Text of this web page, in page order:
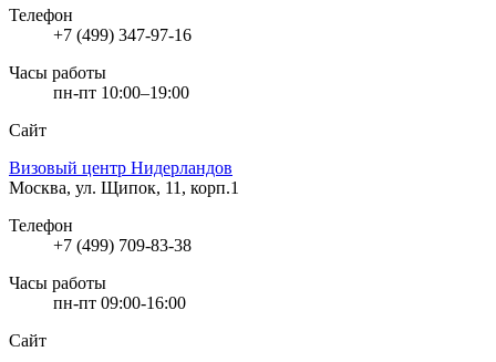
Телефон
+7 (499) 347-97-16
Часы работы
пн-пт 10:00–19:00
Сайт
Визовый центр Нидерландов
Москва, ул. Щипок, 11, корп.1
Телефон
+7 (499) 709-83-38
Часы работы
пн-пт 09:00-16:00
Сайт